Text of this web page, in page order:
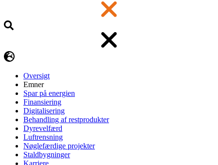
Oversigt
Emner
Spar på energien
Finansiering
Digitalisering
Behandling af restprodukter
Dyrevelfærd
Luftrensning
Nøglefærdige projekter
Staldbygninger